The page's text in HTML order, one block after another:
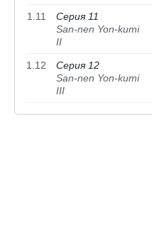
1.11
Серия 11
San-nen Yon-kumi
II
1.12
Серия 12
San-nen Yon-kumi
III